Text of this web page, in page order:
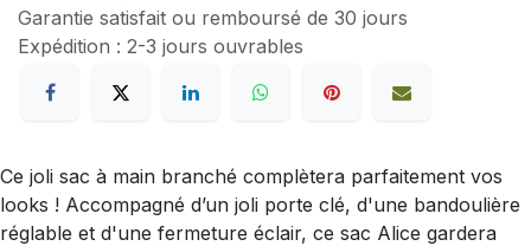
Garantie satisfait ou remboursé de 30 jours
Expédition : 2-3 jours ouvrables
Ce joli sac à main branché complètera parfaitement vos
looks ! Accompagné d’un joli porte clé, d'une bandoulière
réglable et d'une fermeture éclair, ce sac Alice gardera